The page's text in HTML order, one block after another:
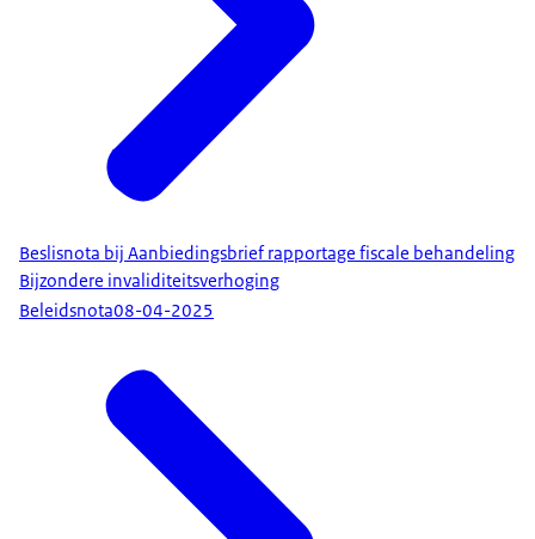
Beslisnota bij Aanbiedingsbrief rapportage fiscale behandeling
Bijzondere invaliditeitsverhoging
Beleidsnota08-04-2025